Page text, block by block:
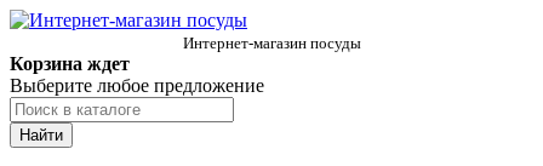
Интернет-магазин посуды
Корзина ждет
Выберите любое предложение
Найти